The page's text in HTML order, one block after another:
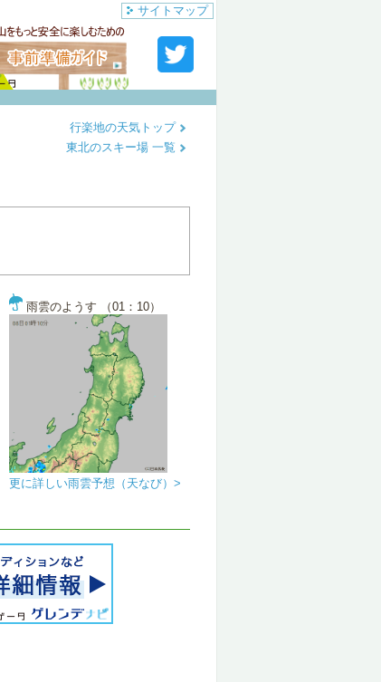
サイトマップ
行楽地の天気トップ
東北のスキー場 一覧
雨雲のようす （01：10）
更に詳しい雨雲予想（天なび）>